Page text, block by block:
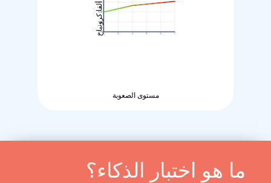
مستوى الصعوبة
ألفا كرونباخ
ما هو اختبار الذكاء؟